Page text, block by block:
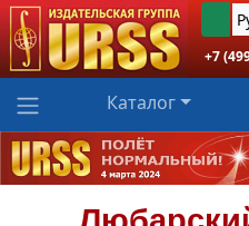
+7
Каталог